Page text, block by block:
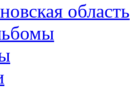
область